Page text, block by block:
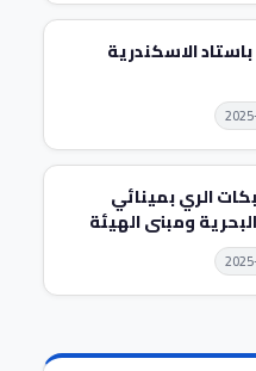
الاسكندرية
الري بمينائي
ومبنى الهيئة